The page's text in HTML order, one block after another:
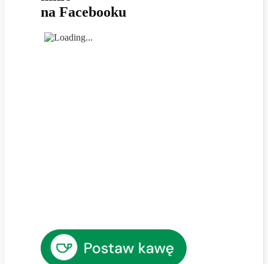
na Facebooku